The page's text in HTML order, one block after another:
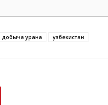
добыча урана узбекистан